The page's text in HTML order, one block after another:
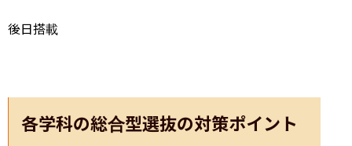
後日搭載
各学科の総合型選抜の対策ポイント